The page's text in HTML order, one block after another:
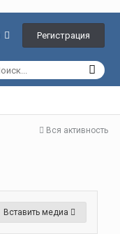
Регистрация
Вся активность
Вставить медиа